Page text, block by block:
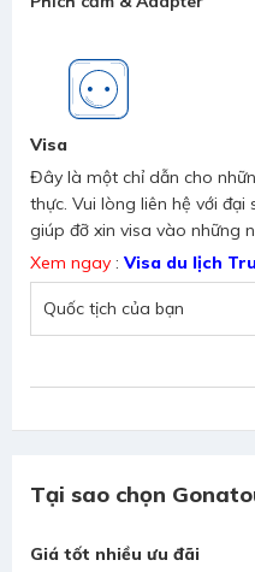
Visa
Đây là một chỉ dẫn cho
thực. Vui lòng liên hệ với
giúp đỡ xin visa vào những
Xem ngay : Visa du lịch
Tại sao chọn
Giá tốt nhiều ưu đãi